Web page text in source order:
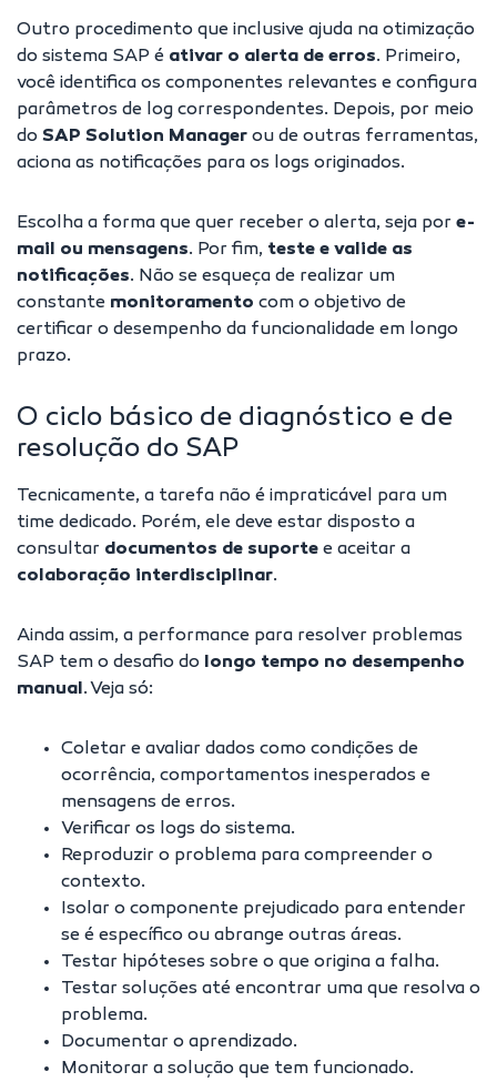
Outro procedimento que inclusive ajuda na otimização
do sistema SAP é ativar o alerta de erros. Primeiro,
você identifica os componentes relevantes e configura
parâmetros de log correspondentes. Depois, por meio
do SAP Solution Manager ou de outras ferramentas,
aciona as notificações para os logs originados.
Escolha a forma que quer receber o alerta, seja por e-
mail ou mensagens. Por fim, teste e valide as
notificações. Não se esqueça de realizar um
constante monitoramento com o objetivo de
certificar o desempenho da funcionalidade em longo
prazo.
O ciclo básico de diagnóstico e de
resolução do SAP
Tecnicamente, a tarefa não é impraticável para um
time dedicado. Porém, ele deve estar disposto a
consultar documentos de suporte e aceitar a
colaboração interdisciplinar.
Ainda assim, a performance para resolver problemas
SAP tem o desafio do longo tempo no desempenho
manual. Veja só:
Coletar e avaliar dados como condições de
ocorrência, comportamentos inesperados e
mensagens de erros.
Verificar os logs do sistema.
Reproduzir o problema para compreender o
contexto.
Isolar o componente prejudicado para entender
se é específico ou abrange outras áreas.
Testar hipóteses sobre o que origina a falha.
Testar soluções até encontrar uma que resolva o
problema.
Documentar o aprendizado.
Monitorar a solução que tem funcionado.